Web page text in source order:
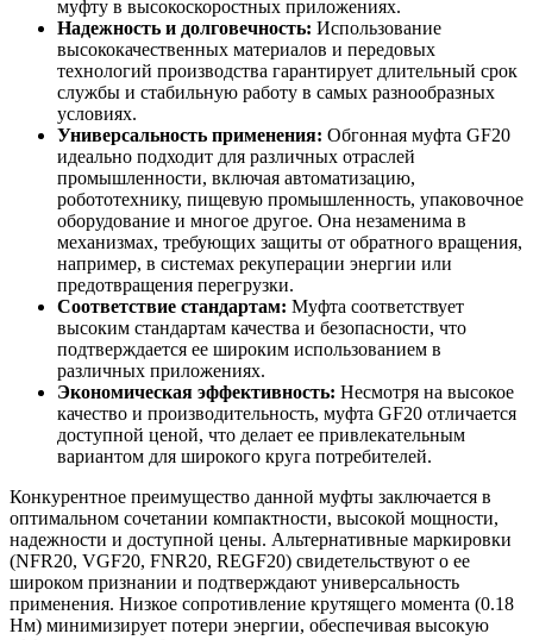
муфту в высокоскоростных приложениях.
Надежность и долговечность: Использование
высококачественных материалов и передовых
технологий производства гарантирует длительный срок
службы и стабильную работу в самых разнообразных
условиях.
Универсальность применения: Обгонная муфта GF20
идеально подходит для различных отраслей
промышленности, включая автоматизацию,
робототехнику, пищевую промышленность, упаковочное
оборудование и многое другое. Она незаменима в
механизмах, требующих защиты от обратного вращения,
например, в системах рекуперации энергии или
предотвращения перегрузки.
Соответствие стандартам: Муфта соответствует
высоким стандартам качества и безопасности, что
подтверждается ее широким использованием в
различных приложениях.
Экономическая эффективность: Несмотря на высокое
качество и производительность, муфта GF20 отличается
доступной ценой, что делает ее привлекательным
вариантом для широкого круга потребителей.
Конкурентное преимущество данной муфты заключается в
оптимальном сочетании компактности, высокой мощности,
надежности и доступной цены. Альтернативные маркировки
(NFR20, VGF20, FNR20, REGF20) свидетельствуют о ее
широком признании и подтверждают универсальность
применения. Низкое сопротивление крутящего момента (0.18
Нм) минимизирует потери энергии, обеспечивая высокую